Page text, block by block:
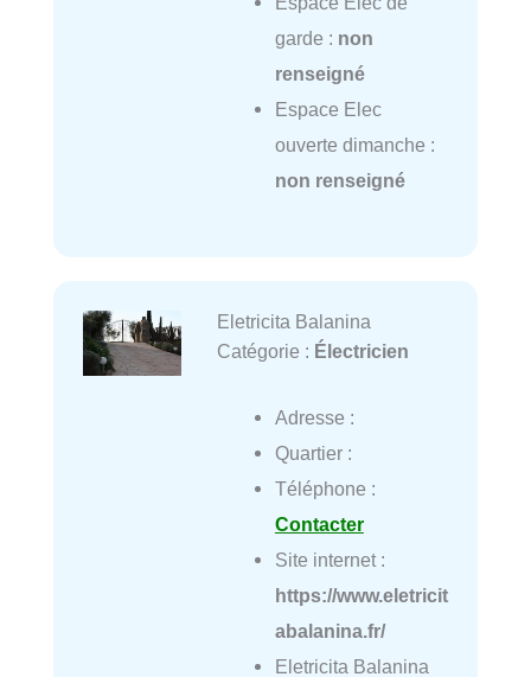
garde : non
renseigné
Espace Elec
ouverte dimanche :
non renseigné
Eletricita Balanina
Catégorie : Électricien
Adresse :
Quartier :
Téléphone :
Contacter
Site internet :
https://www.eletricit
abalanina.fr/
Eletricita Balanina